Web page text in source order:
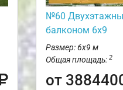
№60
балконом 6х9
Размер: 6х9 м
Общая площадь: 2
от